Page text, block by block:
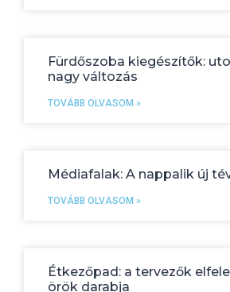
Fürdőszoba kiegészítők:
nagy változás
TOVÁBB OLVASOM »
Médiafalak: A nappalik új
TOVÁBB OLVASOM »
Étkezőpad: a tervezők
örök darabja